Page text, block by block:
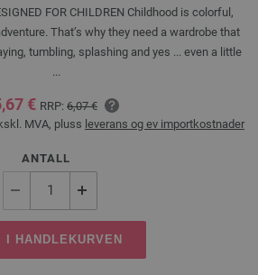
FOR CHILDREN Childhood is colorful,
That’s why they need a wardrobe that
tumbling, splashing and yes ... even a little
...
€ RRP: 6,07 €
MVA, pluss leverans og ev importkostnader
ANTALL
I HANDLEKURVEN